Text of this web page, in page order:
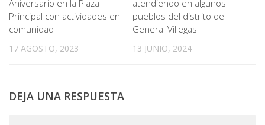
Aniversario en la Plaza
Principal con actividades en
comunidad
17 AGOSTO, 2023
atendiendo en algunos
pueblos del distrito de
General Villegas
13 JUNIO, 2024
DEJA UNA RESPUESTA